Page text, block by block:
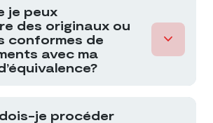
site
je peux
des originaux ou
conformes de
avec ma
je procéder